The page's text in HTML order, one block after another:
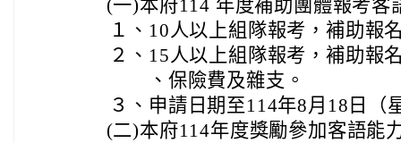
(一)本府114 年度補助團體報考客
１、 10人以上組隊報考，補助報
２、 15人以上組隊報考，補助報
、保險費及雜支。
３、 申請日期至114年8月18日（
(二)本府114年度獎勵參加客語能